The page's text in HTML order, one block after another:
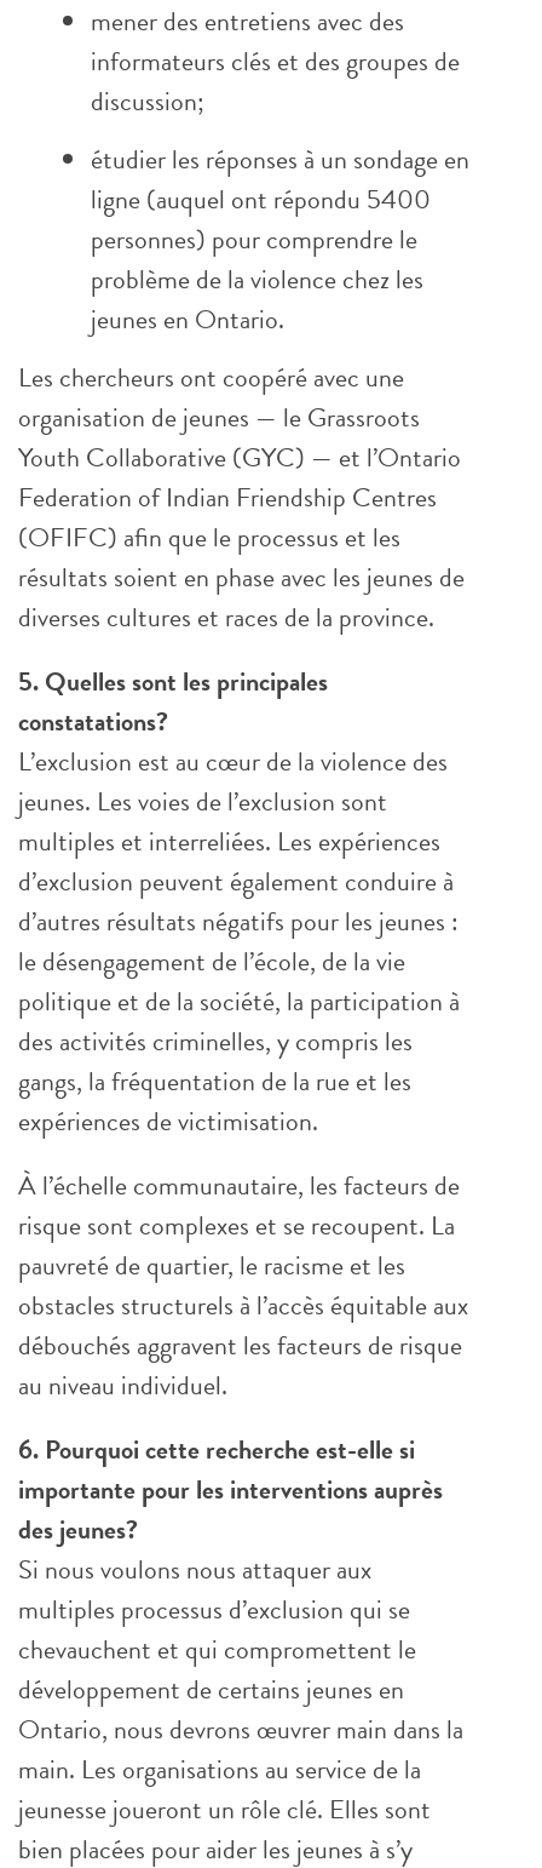
mener des entretiens avec des
informateurs clés et des groupes de
discussion;
étudier les réponses à un sondage en
ligne (auquel ont répondu 5400
personnes) pour comprendre le
problème de la violence chez les
jeunes en Ontario.
Les chercheurs ont coopéré avec une
organisation de jeunes — le Grassroots
Youth Collaborative (GYC) — et l’Ontario
Federation of Indian Friendship Centres
(OFIFC) afin que le processus et les
résultats soient en phase avec les jeunes de
diverses cultures et races de la province.
5. Quelles sont les principales
constatations?
L’exclusion est au cœur de la violence des
jeunes. Les voies de l’exclusion sont
multiples et interreliées. Les expériences
d’exclusion peuvent également conduire à
d’autres résultats négatifs pour les jeunes :
le désengagement de l’école, de la vie
politique et de la société, la participation à
des activités criminelles, y compris les
gangs, la fréquentation de la rue et les
expériences de victimisation.
À l’échelle communautaire, les facteurs de
risque sont complexes et se recoupent. La
pauvreté de quartier, le racisme et les
obstacles structurels à l’accès équitable aux
débouchés aggravent les facteurs de risque
au niveau individuel.
6. Pourquoi cette recherche est-elle si
importante pour les interventions auprès
des jeunes?
Si nous voulons nous attaquer aux
multiples processus d’exclusion qui se
chevauchent et qui compromettent le
développement de certains jeunes en
Ontario, nous devrons œuvrer main dans la
main. Les organisations au service de la
jeunesse joueront un rôle clé. Elles sont
bien placées pour aider les jeunes à s’y